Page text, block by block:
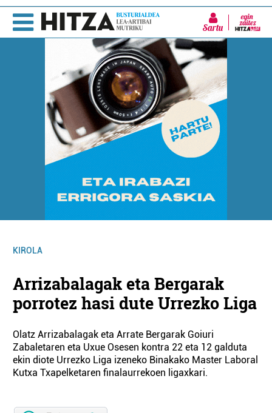
Sartu
KIROLA
Arrizabalagak eta Bergarak
porrotez hasi dute Urrezko Liga
Olatz Arrizabalagak eta Arrate Bergarak Goiuri
Zabaletaren eta Uxue Osesen kontra 22 eta 12 galduta
ekin diote Urrezko Liga izeneko Binakako Master Laboral
Kutxa Txapelketaren finalaurrekoen ligaxkari.